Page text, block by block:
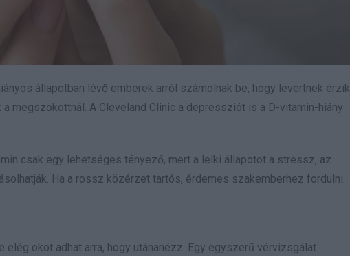
állapotban lévő emberek arról számolnak be, hogy levertnek érzik
megszokottnál. A Cleveland Clinic a depressziót is a D-vitamin-hiány
csak egy lehetséges tényező, mert a lelki állapotot a stressz, az
Ha a rossz közérzet tartós, érdemes szakemberhez fordulni.
elég okot adhat arra, hogy utánanézz. Egy egyszerű vérvizsgálat